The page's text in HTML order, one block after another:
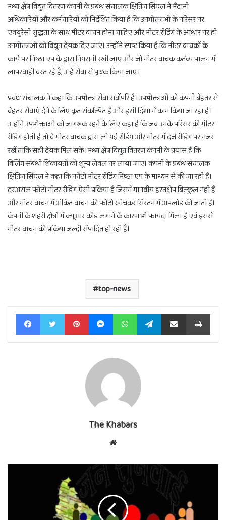
मध्य क्षेत्र विद्युत वितरण कंपनी के प्रबंध संचालक क्षितिज सिंघल ने मैदानी
अधिकारियों और कर्मचारियों को निर्देशित किया है कि उपभोक्ताओं के परिसर पर
एक्युरेसी शुद्धता के साथ मीटर वाचन होना चाहिए और मीटर रीडिंग के आधार पर ही
उपभोक्ताओं को विद्युत देयक दिए जाएं। उन्होंने स्पष्ट किया है कि मीटर वाचकों के
कार्य पर निष्ठा एप के द्वारा निगरानी रखी जाए और जो मीटर वाचक कर्तव्य पालन में
लापरवाही बरत रहे हैं, उन्हें सेवा से पृथक किया जाए।
प्रबंध संचालक ने कहा कि उपभोक्ता सेवा सर्वोपरि है। उपभोक्ताओं को कंपनी बेहतर से
बेहतर सेवाएं देने के लिए कृत संकल्पित है और इसी दिशा में काम किया जा रहा है।
उन्होंने उपभोक्ताओं को जागरूक रहने के लिए कहा है कि जब उनके परिसर की मीटर
रीडिंग होती है तो वे मीटर वाचक द्वारा ली गई रीडिंग और मीटर में दर्ज रीडिंग पर नजर
रखें ताकि सही देयक मिल सके। मध्य क्षेत्र विद्युत वितरण कंपनी के प्रयास हैं कि
बिलिंग संबंधी शिकायतों को शून्य लेवल पर लाया जाए। कंपनी के प्रबंध संचालक
क्षितिज सिंघल ने कहा कि फोटो मीटर रीडिंग निष्ठा एप के माध्यम से की जा रही है।
दरअसल फोटो मीटर रीडिंग ऐसी प्रक्रिया है जिसमें मानवीय हस्तक्षेप बिल्कुल नहीं है
और मीटर वाचन में अंकित वाचन की फोटो खींचकर सिस्टम में अपलोड की जाती है।
कंपनी के शहरी क्षेत्रो में क्यूआर कोड लगाने के कारण भी फायदा मिला है एवं इससे
मीटर वाचन की प्रक्रिया जल्दी संपादित हो रही हैं।
top-news
FacebookTwitter PinterestMessengerWhatsAppTelegramShare via Email Print
The Khabars
Website